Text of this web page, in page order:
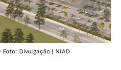
Divulgação | NIAD